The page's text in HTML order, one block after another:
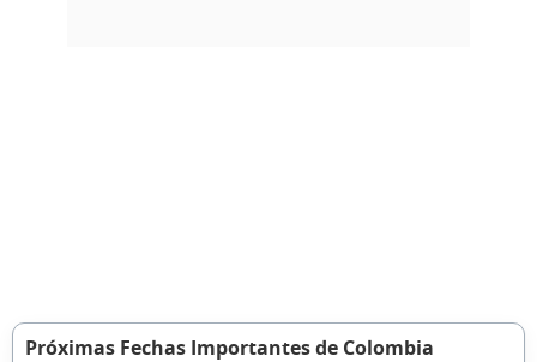
Próximas Fechas Importantes de Colombia